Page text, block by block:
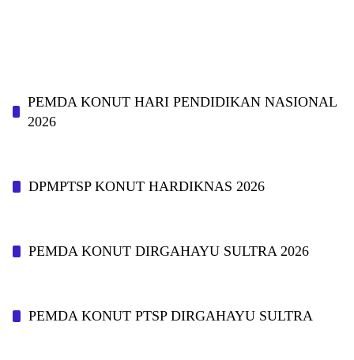
PEMDA KONUT HARI PENDIDIKAN NASIONAL
2026
DPMPTSP KONUT HARDIKNAS 2026
PEMDA KONUT DIRGAHAYU SULTRA 2026
PEMDA KONUT PTSP DIRGAHAYU SULTRA